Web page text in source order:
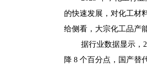
的快速发展，对化工材
给侧看，大宗化工品产
据行业数据显示，
降 8 个百分点，国产替